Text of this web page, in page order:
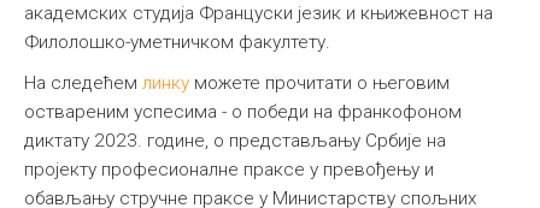
академских студија Француски језик и књижевност на
Филолошко-уметничком факултету.
На следећем линку можете прочитати о његовим
оствареним успесима - о победи на франкофоном
диктату 2023. године, о представљању Србије на
пројекту професионалне праксе у превођењу и
обављању стручне праксе у Министарству спољних